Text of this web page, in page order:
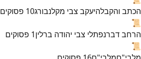
הכתב והקבלהיעקב צבי מקלנבורג10 פסוקים
📜
הרחב דברנפתלי צבי יהודה ברלין1 פסוקים
📜